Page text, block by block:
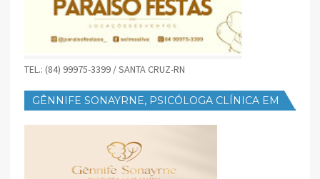
TEL.: (84) 99975-3399 / SANTA CRUZ-RN
GÊNNIFE SONAYRNE, PSICÓLOGA CLÍNICA EM